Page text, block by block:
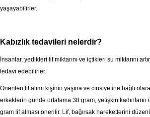
yaşayabilirler.
Kabızlık tedavileri nelerdir?
İnsanlar, yedikleri lif miktarını ve içtikleri su miktarını
tedavi edebilirler.
Önerilen lif alımı kişinin yaşına ve cinsiyetine bağlı
erkeklerin günde ortalama 38 gram, yetişkin
gram lif alması önerilir. Lif, bağırsak hareketlerini